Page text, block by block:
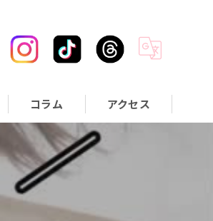
コラム アクセス